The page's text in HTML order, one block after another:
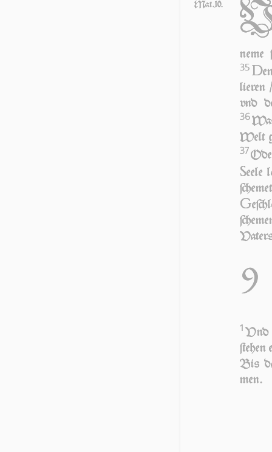
Mat.10.
ne­me
35 D
lie­ren
vnd
36
Welt
37
See­le
G
9
1 Vnd
Bis
men.